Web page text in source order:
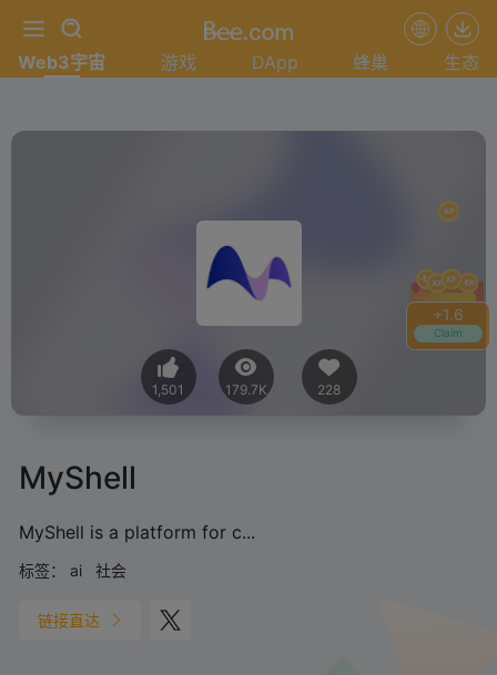
+1.6
Claim
Web3宇宙 游戏 DApp 蜂巢 生态
1,501 179.7K 228
MyShell
MyShell is a platform for c...
标签： ai 社会
链接直达